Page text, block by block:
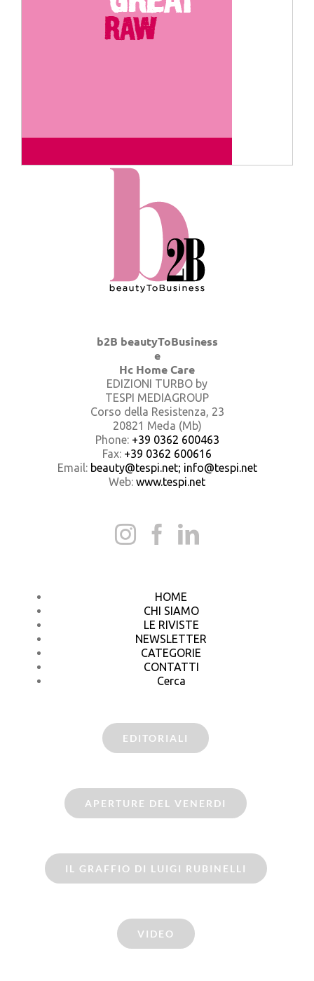
b2B beautyToBusiness
e
Hc Home Care
EDIZIONI TURBO by
TESPI MEDIAGROUP
Corso della Resistenza, 23
20821 Meda (Mb)
Phone: +39 0362 600463
Fax: +39 0362 600616
Email: beauty@tespi.net; info@tespi.net
Web: www.tespi.net
HOME
CHI SIAMO
LE RIVISTE
NEWSLETTER
CATEGORIE
CONTATTI
Cerca
EDITORIALI
APERTURE DEL VENERDI
IL GRAFFIO DI LUIGI RUBINELLI
VIDEO